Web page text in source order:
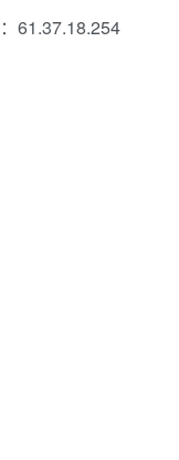
61.37.18.254